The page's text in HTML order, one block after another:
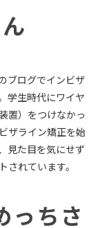
ブログでインビザ
学生時代にワイヤ
置）をつけなかっ
ザライン矯正を始
見た目を気にせず
れています。
っちさ